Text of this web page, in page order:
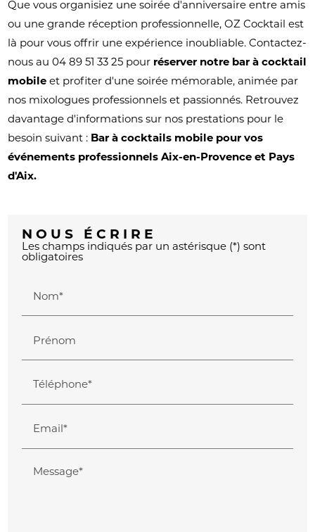
Que vous organisiez une soirée d'anniversaire entre amis
ou une grande réception professionnelle, OZ Cocktail est
là pour vous offrir une expérience inoubliable. Contactez-
nous au 04 89 51 33 25 pour réserver notre bar à cocktail
mobile et profiter d'une soirée mémorable, animée par
nos mixologues professionnels et passionnés. Retrouvez
davantage d'informations sur nos prestations pour le
besoin suivant : Bar à cocktails mobile pour vos
événements professionnels Aix-en-Provence et Pays
d'Aix.
NOUS ÉCRIRE
Les champs indiqués par un astérisque (*) sont
obligatoires
Nom*
Prénom
Téléphone*
Email*
Message*